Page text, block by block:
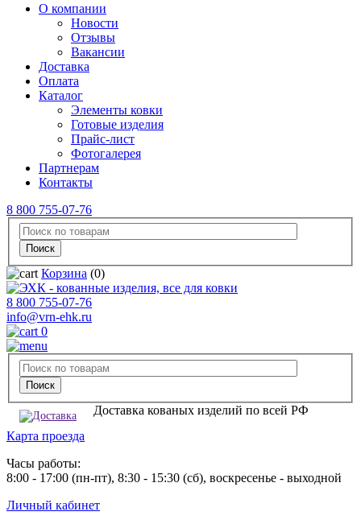
О компании
Новости
Отзывы
Вакансии
Доставка
Оплата
Каталог
Элементы ковки
Готовые изделия
Прайс-лист
Фотогалерея
Партнерам
Контакты
8 800 755-07-76
Корзина (0)
8 800 755-07-76
info@vrn-ehk.ru
0
Доставка кованых изделий по всей РФ
Карта проезда
Часы работы:
8:00 - 17:00 (пн-пт), 8:30 - 15:30 (сб), воскресенье - выходной
Личный кабинет